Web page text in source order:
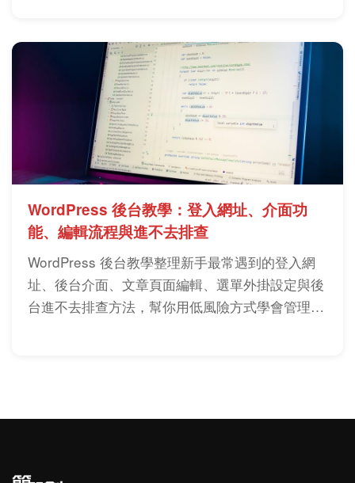
WordPress 後台教學：登入網址、介面功
能、編輯流程與進不去排查
WordPress 後台教學整理新手最常遇到的登入網
址、後台介面、文章頁面編輯、選單外掛設定與後
台進不去排查方法，幫你用低風險方式學會管理網